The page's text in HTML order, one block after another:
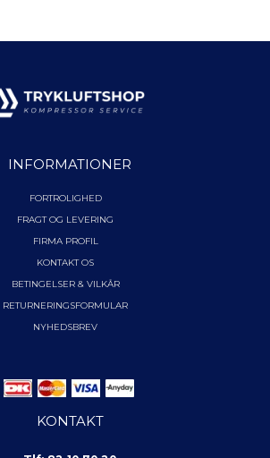
INFORMATIONER
FORTROLIGHED
FRAGT OG LEVERING
FIRMA PROFIL
KONTAKT OS
BETINGELSER & VILKÅR
RETURNERINGSFORMULAR
NYHEDSBREV
KONTAKT